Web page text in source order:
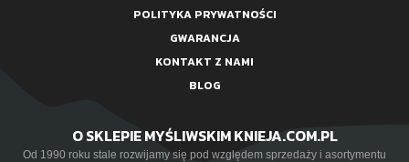
POLITYKA PRYWATNOŚCI
GWARANCJA
KONTAKT Z NAMI
BLOG
O SKLEPIE MYŚLIWSKIM KNIEJA.COM.PL
Od 1990 roku stale rozwijamy się pod względem sprzedaży i asortymentu